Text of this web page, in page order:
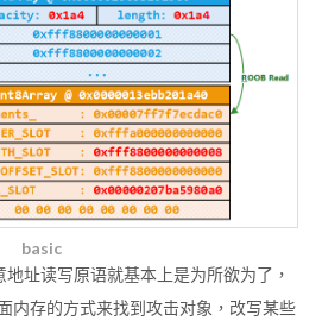
basic
址读写原语就基本上是为所欲为了，
内存的方式来找到攻击对象，改写某些